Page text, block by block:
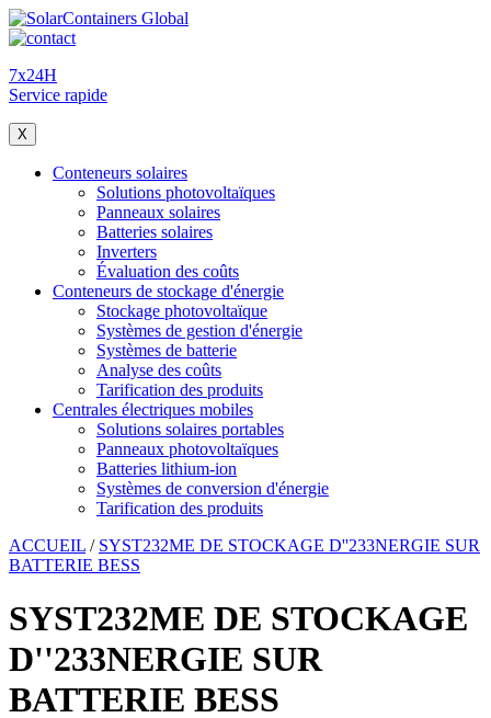
7x24H
Service rapide
X
Conteneurs solaires
Solutions photovoltaïques
Panneaux solaires
Batteries solaires
Inverters
Évaluation des coûts
Conteneurs de stockage d'énergie
Stockage photovoltaïque
Systèmes de gestion d'énergie
Systèmes de batterie
Analyse des coûts
Tarification des produits
Centrales électriques mobiles
Solutions solaires portables
Panneaux photovoltaïques
Batteries lithium-ion
Systèmes de conversion d'énergie
Tarification des produits
ACCUEIL / SYST232ME DE STOCKAGE D''233NERGIE SUR
BATTERIE BESS
SYST232ME DE STOCKAGE
D''233NERGIE SUR
BATTERIE BESS